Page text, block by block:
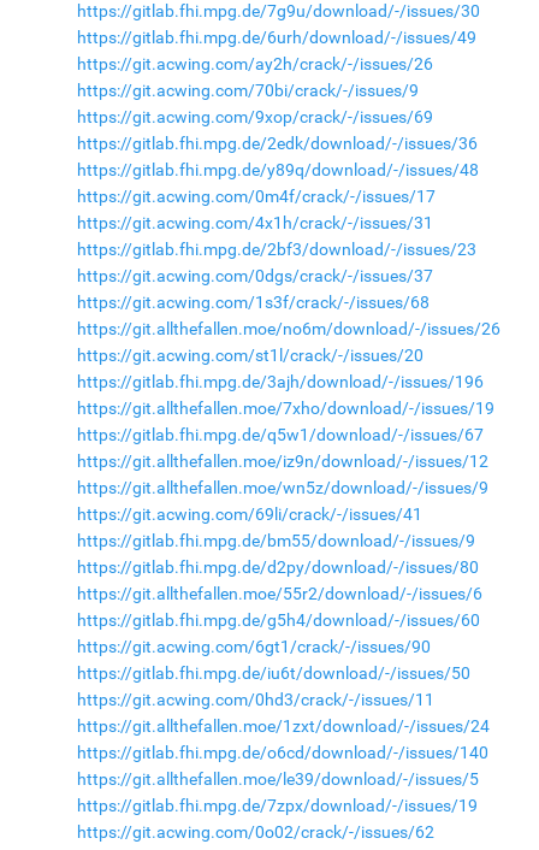
https://gitlab.fhi.mpg.de/7g9u/download/-/issues/30
https://gitlab.fhi.mpg.de/6urh/download/-/issues/49
https://git.acwing.com/ay2h/crack/-/issues/26
https://git.acwing.com/70bi/crack/-/issues/9
https://git.acwing.com/9xop/crack/-/issues/69
https://gitlab.fhi.mpg.de/2edk/download/-/issues/36
https://gitlab.fhi.mpg.de/y89q/download/-/issues/48
https://git.acwing.com/0m4f/crack/-/issues/17
https://git.acwing.com/4x1h/crack/-/issues/31
https://gitlab.fhi.mpg.de/2bf3/download/-/issues/23
https://git.acwing.com/0dgs/crack/-/issues/37
https://git.acwing.com/1s3f/crack/-/issues/68
https://git.allthefallen.moe/no6m/download/-/issues/26
https://git.acwing.com/st1l/crack/-/issues/20
https://gitlab.fhi.mpg.de/3ajh/download/-/issues/196
https://git.allthefallen.moe/7xho/download/-/issues/19
https://gitlab.fhi.mpg.de/q5w1/download/-/issues/67
https://git.allthefallen.moe/iz9n/download/-/issues/12
https://git.allthefallen.moe/wn5z/download/-/issues/9
https://git.acwing.com/69li/crack/-/issues/41
https://gitlab.fhi.mpg.de/bm55/download/-/issues/9
https://gitlab.fhi.mpg.de/d2py/download/-/issues/80
https://git.allthefallen.moe/55r2/download/-/issues/6
https://gitlab.fhi.mpg.de/g5h4/download/-/issues/60
https://git.acwing.com/6gt1/crack/-/issues/90
https://gitlab.fhi.mpg.de/iu6t/download/-/issues/50
https://git.acwing.com/0hd3/crack/-/issues/11
https://git.allthefallen.moe/1zxt/download/-/issues/24
https://gitlab.fhi.mpg.de/o6cd/download/-/issues/140
https://git.allthefallen.moe/le39/download/-/issues/5
https://gitlab.fhi.mpg.de/7zpx/download/-/issues/19
https://git.acwing.com/0o02/crack/-/issues/62